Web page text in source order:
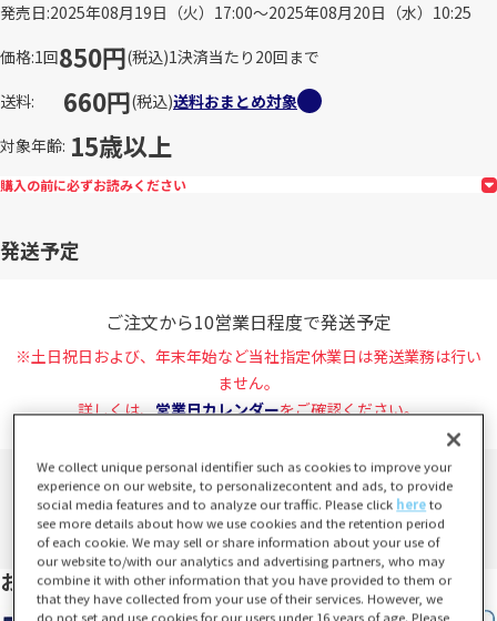
発売日 2025年08月19日（火）17:00～2025年08月20日（水）10:25
価格 1回850円(税込)1決済当たり20回まで
送料
660円(税込)送料おまとめ対象
対象年齢 15歳以上
購入の前に必ずお読みください
発送予定
ご注文から10営業日程度で発送予定
※土日祝日および、年末年始など当社指定休業日は発送業務は行い
ません。
詳しくは、営業日カレンダーをご確認ください。
お支払い方法
We collect unique personal identifier such as cookies to improve your
experience on our website, to personalizecontent and ads, to provide
social media features and to analyze our traffic. Please click hereto
see more details about how we use cookies and the retention period
of each cookie. We may sell or share information about your use of
our website to/with our analytics and advertising partners, who may
combine it with other information that you have provided to them or
that they have collected from your use of their services. However, we
do not set and use cookies for our users under 16 years of age. Please